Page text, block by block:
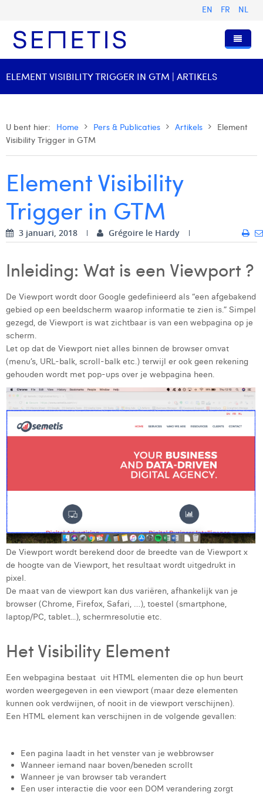
EN FR NL
Diensten
Digital Business Intelligence
Trainingen
Onze Geschiedenis
Anouk Allegaert
Arthur Collard
Camille Servais
Dhan Claes
Diane Tremouroux
Edouard Polet
Elio Civalleri
Eliott Pousset
Floriane Defacqz
Glenn Vanderlinden
Jonas Geiregat
Justine Cremer
Laura Rooseleer
Laura Verhelst
Lena Pignoloni
Leonard Dierickx
Lisa Protin
Lore Fierens
Lotte Vranckx
Lucas Taels
Manon Houppertz
Onze Waarden
Omnicom Media Group
Certificeringen
Pers & Publicaties
Presentaties en Cases
Persberichten
Vacatures
Strategy Director
Digital Business Analyst
Digital Business Intern
Contact
ELEMENT VISIBILITY TRIGGER IN GTM | ARTIKELS
U bent hier: Home Pers & Publicaties Artikels
Element
Visibility Trigger in GTM
Element Visibility
Trigger in GTM
3 januari, 2018 Grégoire le Hardy
Inleiding: Wat is een Viewport ?
De Viewport wordt door Google gedefinieerd als “een afgebakend
gebied op een beeldscherm waarop informatie te zien is.” Simpel
gezegd, de Viewport is wat zichtbaar is van een webpagina op je
scherm.
Let op dat de Viewport niet alles binnen de browser omvat
(menu’s, URL-balk, scroll-balk etc.) terwijl er ook geen rekening
gehouden wordt met pop-ups over je webpagina heen.
De Viewport wordt berekend door de breedte van de Viewport x
de hoogte van de Viewport, het resultaat wordt uitgedrukt in
pixel.
De maat van de viewport kan dus variëren, afhankelijk van je
browser (Chrome, Firefox, Safari, …), toestel (smartphone,
laptop/PC, tablet...), schermresolutie etc.
Het Visibility Element
Een webpagina bestaat uit HTML elementen die op hun beurt
worden weergegeven in een viewport (maar deze elementen
kunnen ook verdwijnen, of nooit in de viewport verschijnen).
Een HTML element kan verschijnen in de volgende gevallen:
Een pagina laadt in het venster van je webbrowser
Wanneer iemand naar boven/beneden scrollt
Wanneer je van browser tab verandert
Een user interactie die voor een DOM verandering zorgt